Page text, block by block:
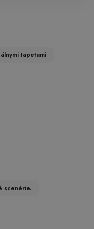
tapetami
scenérie.